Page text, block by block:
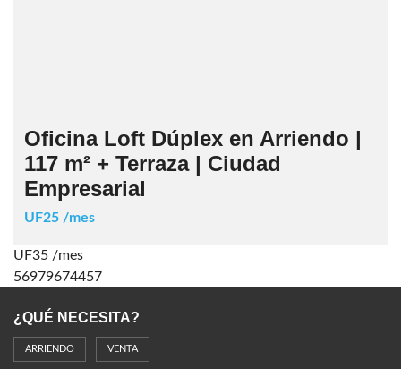
Oficina Loft Dúplex en Arriendo |
117 m² + Terraza | Ciudad
Empresarial
UF25 /mes
UF35 /mes
56979674457
¿QUÉ NECESITA?
ARRIENDO VENTA